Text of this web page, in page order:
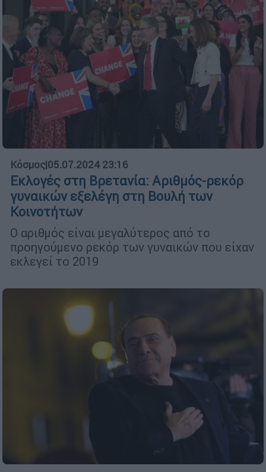
Κόσμος|05.07.2024 23:16
Εκλογές στη Βρετανία: Αριθμός-ρεκόρ
γυναικών εξελέγη στη Βουλή των
Κοινοτήτων
Ο αριθμός είναι μεγαλύτερος από το
προηγούμενο ρεκόρ των γυναικών που είχαν
εκλεγεί το 2019